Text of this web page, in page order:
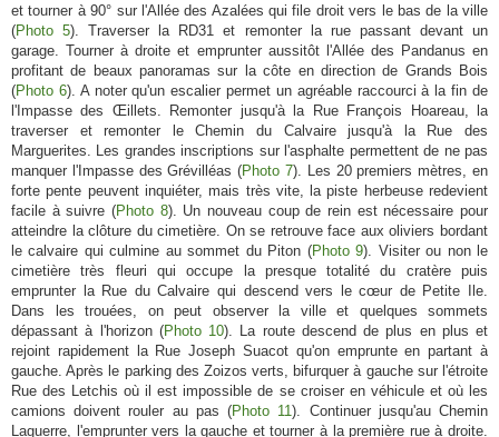
et tourner à 90° sur l'Allée des Azalées qui file droit vers le bas de la ville
(Photo 5). Traverser la RD31 et remonter la rue passant devant un
garage. Tourner à droite et emprunter aussitôt l'Allée des Pandanus en
profitant de beaux panoramas sur la côte en direction de Grands Bois
(Photo 6). A noter qu'un escalier permet un agréable raccourci à la fin de
l'Impasse des Œillets. Remonter jusqu'à la Rue François Hoareau, la
traverser et remonter le Chemin du Calvaire jusqu'à la Rue des
Marguerites. Les grandes inscriptions sur l'asphalte permettent de ne pas
manquer l'Impasse des Grévilléas (Photo 7). Les 20 premiers mètres, en
forte pente peuvent inquiéter, mais très vite, la piste herbeuse redevient
facile à suivre (Photo 8). Un nouveau coup de rein est nécessaire pour
atteindre la clôture du cimetière. On se retrouve face aux oliviers bordant
le calvaire qui culmine au sommet du Piton (Photo 9). Visiter ou non le
cimetière très fleuri qui occupe la presque totalité du cratère puis
emprunter la Rue du Calvaire qui descend vers le cœur de Petite Ile.
Dans les trouées, on peut observer la ville et quelques sommets
dépassant à l'horizon (Photo 10). La route descend de plus en plus et
rejoint rapidement la Rue Joseph Suacot qu'on emprunte en partant à
gauche. Après le parking des Zoizos verts, bifurquer à gauche sur l'étroite
Rue des Letchis où il est impossible de se croiser en véhicule et où les
camions doivent rouler au pas (Photo 11). Continuer jusqu'au Chemin
Laguerre, l'emprunter vers la gauche et tourner à la première rue à droite.